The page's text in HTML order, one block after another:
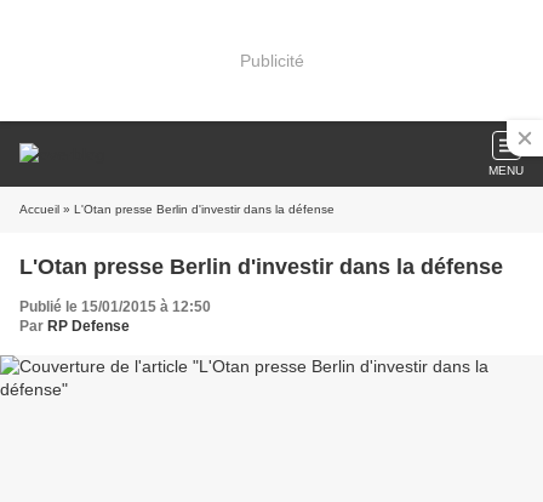
Publicité
MENU
Accueil » L'Otan presse Berlin d'investir dans la défense
L'Otan presse Berlin d'investir dans la défense
Publié le 15/01/2015 à 12:50
Par RP Defense